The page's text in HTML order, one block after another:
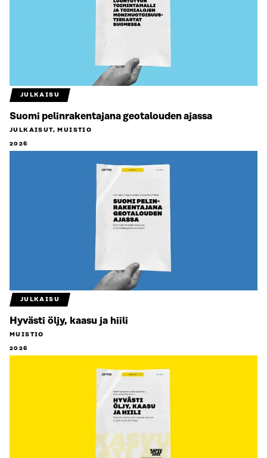
JULKAISU
Suomi pelinrakentajana geotalouden ajassa
JULKAISUT, MUISTIO
2026
JULKAISU
Hyvästi öljy, kaasu ja hiili
MUISTIO
2026